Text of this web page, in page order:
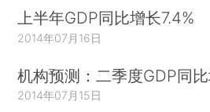
上半年GDP同比增长7.4%
2014年07月16日
机构预测：二季度GDP同
2014年07月15日